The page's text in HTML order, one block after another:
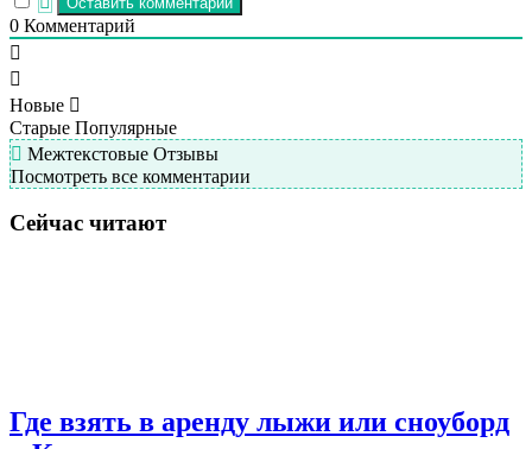
0 Комментарий
Новые
Старые Популярные
Межтекстовые Отзывы
Посмотреть все комментарии
Сейчас читают
Где взять в аренду лыжи или сноуборд